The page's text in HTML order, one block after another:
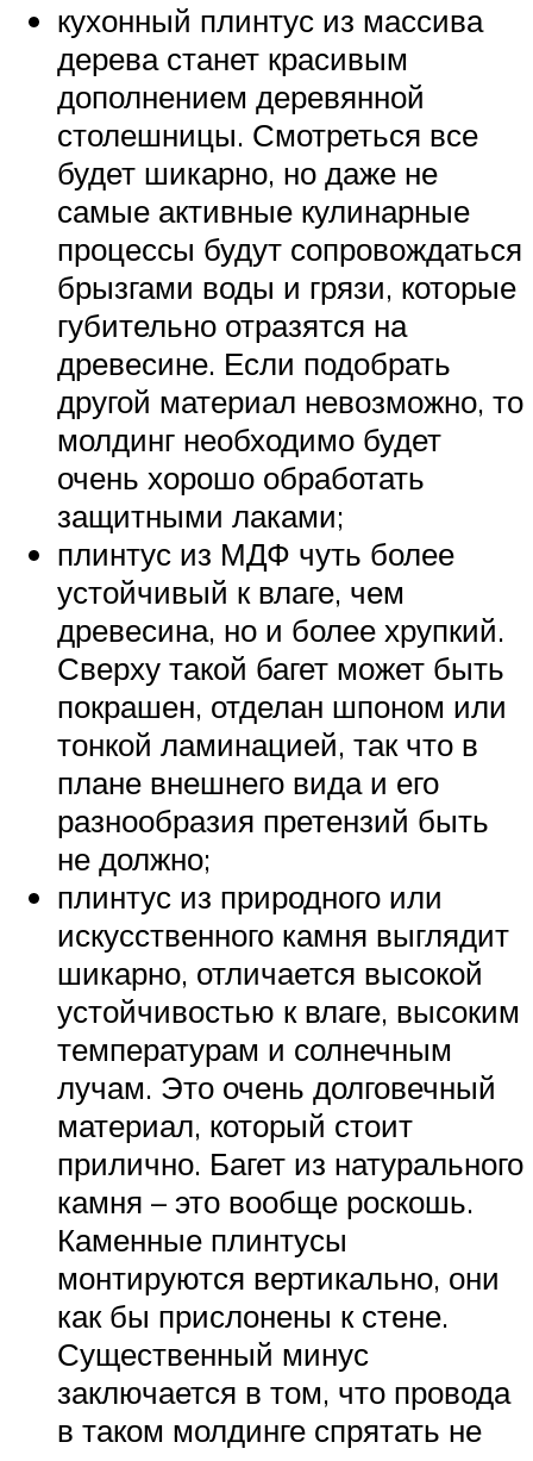
кухонный плинтус из массива
дерева станет красивым
дополнением деревянной
столешницы. Смотреться все
будет шикарно, но даже не
самые активные кулинарные
процессы будут сопровождаться
брызгами воды и грязи, которые
губительно отразятся на
древесине. Если подобрать
другой материал невозможно, то
молдинг необходимо будет
очень хорошо обработать
защитными лаками;
плинтус из МДФ чуть более
устойчивый к влаге, чем
древесина, но и более хрупкий.
Сверху такой багет может быть
покрашен, отделан шпоном или
тонкой ламинацией, так что в
плане внешнего вида и его
разнообразия претензий быть
не должно;
плинтус из природного или
искусственного камня выглядит
шикарно, отличается высокой
устойчивостью к влаге, высоким
температурам и солнечным
лучам. Это очень долговечный
материал, который стоит
прилично. Багет из натурального
камня – это вообще роскошь.
Каменные плинтусы
монтируются вертикально, они
как бы прислонены к стене.
Существенный минус
заключается в том, что провода
в таком молдинге спрятать не